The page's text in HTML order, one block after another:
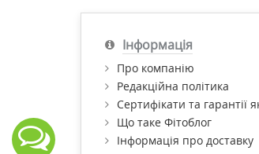
Інформація
Про компанію
Редакційна політика
Сертифікати та гарантії
Що таке Фітоблог
Інформація про доставку